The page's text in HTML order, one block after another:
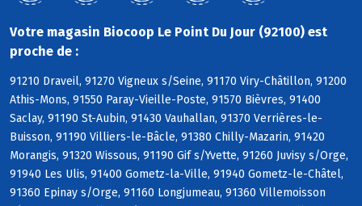
Votre magasin Biocoop Le Point Du Jour (92100) est
proche de :
91210 Draveil, 91270 Vigneux s/Seine, 91170 Viry-Châtillon, 91200
Athis-Mons, 91550 Paray-Vieille-Poste, 91570 Bièvres, 91400
Saclay, 91190 St-Aubin, 91430 Vauhallan, 91370 Verrières-le-
Buisson, 91190 Villiers-le-Bâcle, 91380 Chilly-Mazarin, 91420
Morangis, 91320 Wissous, 91190 Gif s/Yvette, 91260 Juvisy s/Orge,
91940 Les Ulis, 91400 Gometz-la-Ville, 91940 Gometz-le-Châtel,
91360 Epinay s/Orge, 91160 Longjumeau, 91360 Villemoisson